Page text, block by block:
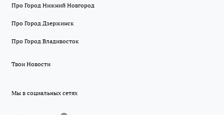
Про Город Нижний Новгород
Про Город Дзержинск
Про Город Владивосток
Твои Новости
Мы в социальных сетях